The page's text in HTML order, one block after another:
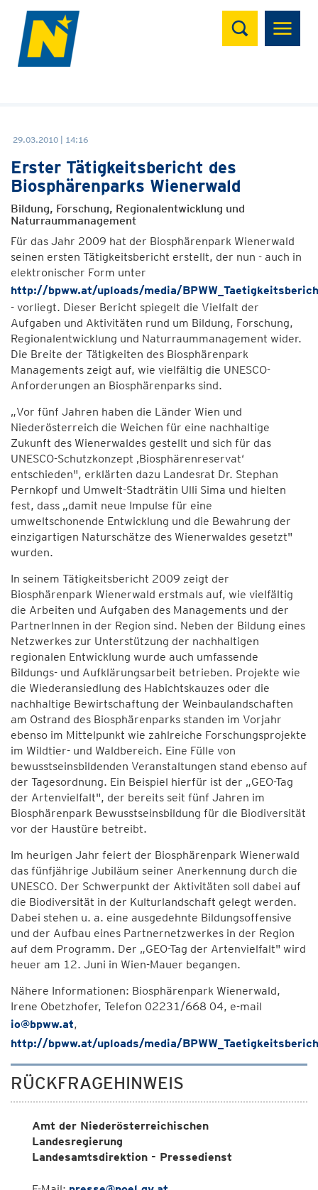
Suchen
29.03.2010 | 14:16
Erster Tätigkeitsbericht des
Biosphärenparks Wienerwald
Bildung, Forschung, Regionalentwicklung und
Naturraummanagement
Für das Jahr 2009 hat der Biosphärenpark Wienerwald
seinen ersten Tätigkeitsbericht erstellt, der nun - auch in
elektronischer Form unter
http://bpww.at/uploads/media/
- vorliegt. Dieser Bericht spiegelt die Vielfalt der
Aufgaben und Aktivitäten rund um Bildung, Forschung,
Regionalentwicklung und Naturraummanagement wider.
Die Breite der Tätigkeiten des Biosphärenpark
Managements zeigt auf, wie vielfältig die UNESCO-
Anforderungen an Biosphärenparks sind.
„Vor fünf Jahren haben die Länder Wien und
Niederösterreich die Weichen für eine nachhaltige
Zukunft des Wienerwaldes gestellt und sich für das
UNESCO-Schutzkonzept ‚Biosphärenreservat‘
entschieden", erklärten dazu Landesrat Dr. Stephan
Pernkopf und Umwelt-Stadträtin Ulli Sima und hielten
fest, dass „damit neue Impulse für eine
umweltschonende Entwicklung und die Bewahrung der
einzigartigen Naturschätze des Wienerwaldes gesetzt"
wurden.
In seinem Tätigkeitsbericht 2009 zeigt der
Biosphärenpark Wienerwald erstmals auf, wie vielfältig
die Arbeiten und Aufgaben des Managements und der
PartnerInnen in der Region sind. Neben der Bildung eines
Netzwerkes zur Unterstützung der nachhaltigen
regionalen Entwicklung wurde auch umfassende
Bildungs- und Aufklärungsarbeit betrieben. Projekte wie
die Wiederansiedlung des Habichtskauzes oder die
nachhaltige Bewirtschaftung der Weinbaulandschaften
am Ostrand des Biosphärenparks standen im Vorjahr
ebenso im Mittelpunkt wie zahlreiche Forschungsprojekte
im Wildtier- und Waldbereich. Eine Fülle von
bewusstseinsbildenden Veranstaltungen stand ebenso auf
der Tagesordnung. Ein Beispiel hierfür ist der „GEO-Tag
der Artenvielfalt", der bereits seit fünf Jahren im
Biosphärenpark Bewusstseinsbildung für die Biodiversität
vor der Haustüre betreibt.
Im heurigen Jahr feiert der Biosphärenpark Wienerwald
das fünfjährige Jubiläum seiner Anerkennung durch die
UNESCO. Der Schwerpunkt der Aktivitäten soll dabei auf
die Biodiversität in der Kulturlandschaft gelegt werden.
Dabei stehen u. a. eine ausgedehnte Bildungsoffensive
und der Aufbau eines Partnernetzwerkes in der Region
auf dem Programm. Der „GEO-Tag der Artenvielfalt" wird
heuer am 12. Juni in Wien-Mauer begangen.
Nähere Informationen: Biosphärenpark Wienerwald,
Irene Obetzhofer, Telefon 02231/668 04, e-mail
io@bpww.at,
http://bpww.at/uploads/media/
RÜCKFRAGEHINWEIS
Amt der Niederösterreichischen
Landesregierung
Landesamtsdirektion - Pressedienst